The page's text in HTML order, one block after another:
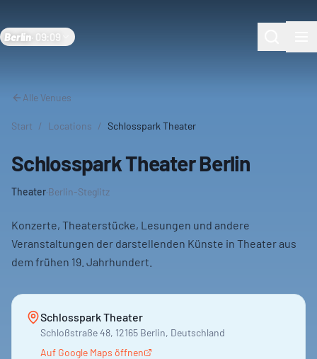
Berlin 09:09
Alle Venues
Start / Locations / Schlosspark Theater
Schlosspark Theater Berlin
Theater·Berlin-Steglitz
Konzerte, Theaterstücke, Lesungen und andere
Veranstaltungen der darstellenden Künste in Theater aus
dem frühen 19. Jahrhundert.
Schlosspark Theater
Schloßstraße 48, 12165 Berlin, Deutschland
Auf Google Maps öffnen